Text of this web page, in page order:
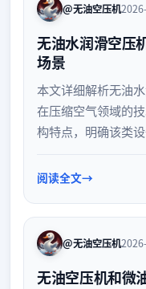
@无油空压机
无油水润滑空压
场景
本文详细解析无油
在压缩空气领域的
构特点，明确该类
阅读全文
@无油空压机
无油空压机和微